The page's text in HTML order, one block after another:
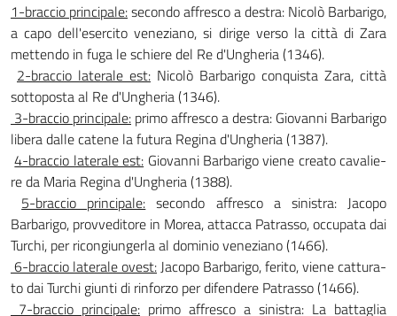
1-braccio princi­pale:secondo affresco a destra: Nicolò Barbarigo,
a capo dell'esercito veneziano, si dirige verso la città di Zara
mettendo in fuga le schiere del Re d'Un­gheria (1346).
2-braccio laterale est: Nicolò Barbarigo conquista Zara, città
sottoposta al Re d'Un­gheria (1346).
3-braccio principale: primo affresco a destra: Giovanni Barbarigo
libera dalle catene la futura Regina d'Ungheria (1387).
4-braccio laterale est: Giovanni Barbarigo viene creato cavalie­
re da Maria Regina d'Ungheria (1388).
5-braccio prin­cipale: secondo affresco a sinistra: Jacopo
Barbarigo, provveditore in Mo­rea, attacca Patrasso, occupata dai
Tur­chi, per ricongiungerla al dominio vene­ziano (1466).
6-braccio laterale ovest:Jacopo Barbarigo, ferito, viene cattura­
to dai Turchi giunti di rinforzo per di­fendere Patrasso (1466).
7-braccio princi­pale: primo affresco a sinistra: La battaglia